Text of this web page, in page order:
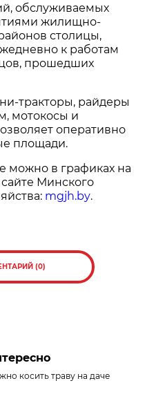
обслуживаемых
жилищно-
столицы,
к работам
прошедших
тракторы, райдеры
мотокосы и
оперативно
площади.
можно в графиках на
Минского
mgjh.by.
(0)
косить траву на даче